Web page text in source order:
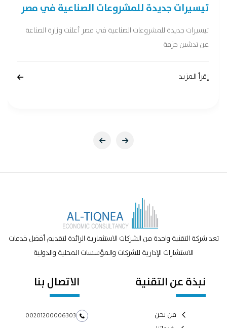
تيسيرات جديدة للمشروعات الصناعية في مصر
تيسيرات جديدة للمشروعات الصناعية في مصر أعلنت وزارة الصناعة
عن تدشين حزمة
إقرأ المزيد
تعد شركة التقنية واحدة من الشركات الاستثمارية الرائدة لتقديم أفضل خدمات
الاستشارات الإدارية للشركات والمؤسسات المحلية والدولية
نبذة عن التقنية
من نحن
الاتصال بنا
00201200006303